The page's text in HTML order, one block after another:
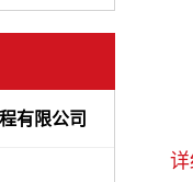
有限公司